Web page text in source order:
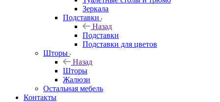
Зеркала
Подставки
Назад
Подставки
Подставки для цветов
Шторы
Назад
Шторы
Жалюзи
Остальная мебель
Контакты